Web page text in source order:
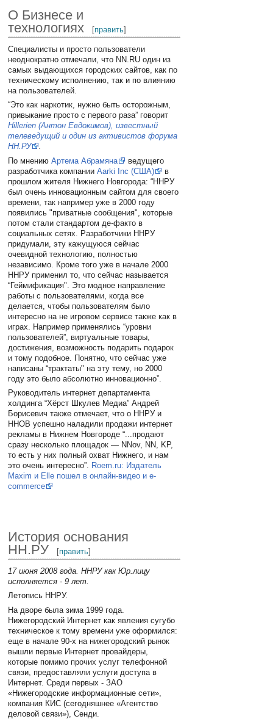
О Бизнесе и
технологиях
[править]
Специалисты и просто пользователи
неоднократно отмечали, что NN.RU один из
самых выдающихся городских сайтов, как по
техническому исполнению, так и по влиянию
на пользователей.
“Это как наркотик, нужно быть осторожным,
привыкание просто с первого раза” говорит
Hillerien (Антон Евдокимов), известный
телеведущий и один из активистов форума
НН.РУ
.
По мнениюАртема Абрамяна
ведущего
разработчика компанииAarki Inc (США)
в
прошлом жителя Нижнего Новгорода: “ННРУ
был очень инновационным сайтом для своего
времени, так например уже в 2000 году
появились "приватные сообщения", которые
потом стали стандартом де-факто в
социальных сетях. Разработчики ННРУ
придумали, эту кажущуюся сейчас
очевидной технологию, полностью
независимо. Кроме того уже в начале 2000
ННРУ применил то, что сейчас называется
“Геймификация". Это модное направление
работы с пользователями, когда все
делается, чтобы пользователям было
интересно на не игровом сервисе также как в
играх. Например применялись “уровни
пользователей”, виртуальные товары,
достижения, возможность подарить подарок
и тому подобное. Понятно, что сейчас уже
написаны “трактаты" на эту тему, но 2000
году это было абсолютно инновационно”.
Руководитель интернет департамента
холдинга “Хёрст Шкулев Медиа” Андрей
Борисевич также отмечает, что о ННРУ и
ННОВ успешно наладили продажи интернет
рекламы в Нижнем Новгороде “...продают
сразу несколько площадок — NNov, NN, KP,
то есть у них полный охват Нижнего, и нам
это очень интересно”.
Roem.ru: Издатель
Maxim и Elle пошел в онлайн-видео и e-
commerce
История основания
НН.РУ
[править]
17 июня 2008 года. ННРУ как Юр.лицу
исполняется - 9 лет.
Летопись ННРУ.
На дворе была зима 1999 года.
Нижегородский Интернет как явления сугубо
техническое к тому времени уже оформился:
еще в начале 90-х на нижегородский рынок
вышли первые Интернет провайдеры,
которые помимо прочих услуг телефонной
связи, предоставляли услуги доступа в
Интернет. Среди первых - ЗАО
«Нижегородские информационные сети»,
компания КИС (сегодняшнее «Агентство
деловой связи»), Сенди.